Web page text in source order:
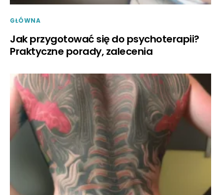
GŁÓWNA
Jak przygotować się do psychoterapii?
Praktyczne porady, zalecenia